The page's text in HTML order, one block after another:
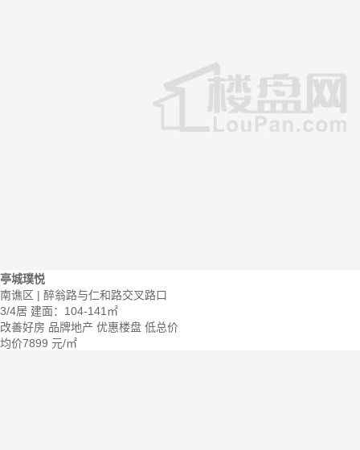
亭城璞悦
南谯区 | 醉翁路与仁和路交叉路口
3/4居 建面：104-141㎡
改善好房 品牌地产 优惠楼盘 低总价
均价7899 元/㎡